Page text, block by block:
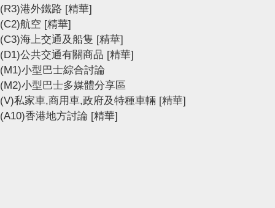
(R3)港外鐵路 [精華]
(C2)航空 [精華]
(C3)海上交通及船隻 [精華]
(D1)公共交通有關商品 [精華]
(M1)小型巴士綜合討論
(M2)小型巴士多媒體分享區
(V)私家車,商用車,政府及特種車輛 [精華]
(A10)香港地方討論 [精華]